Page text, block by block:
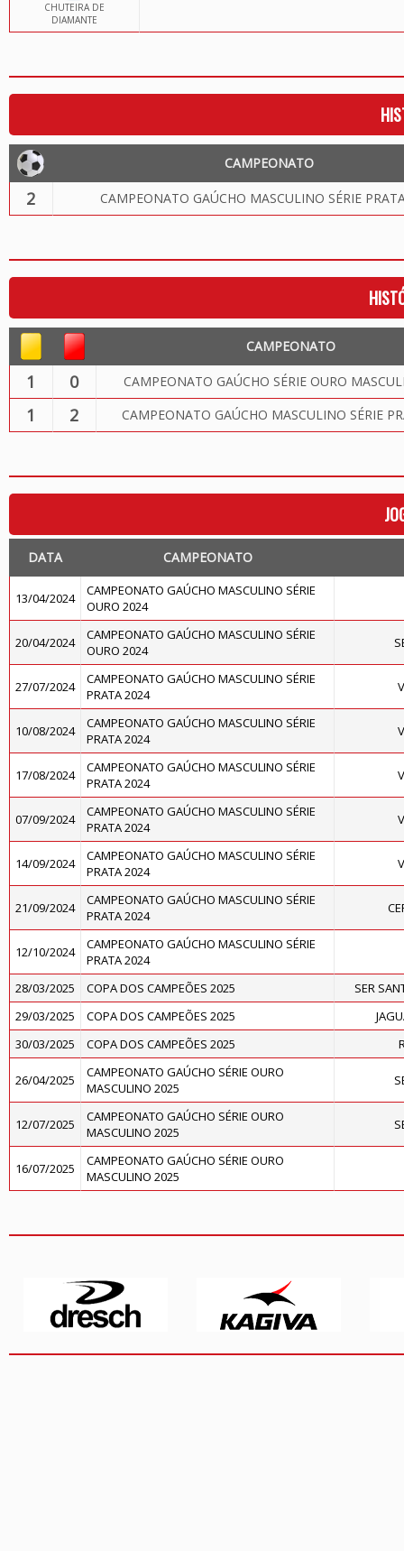
CHUTEIRA DE
DIAMANTE
CAMPEONATO
2 CAMPEONATO GAÚCHO MASCULINO SÉRIE
CAMPEONATO
1 0 CAMPEONATO GAÚCHO SÉRIE OURO
1 2 CAMPEONATO GAÚCHO MASCULINO SÉRIE
DATA CAMPEONATO
13/04/2024
CAMPEONATO GAÚCHO MASCULINO SÉRIE
OURO 2024
20/04/2024
CAMPEONATO GAÚCHO MASCULINO SÉRIE
OURO 2024
27/07/2024
CAMPEONATO GAÚCHO MASCULINO SÉRIE
PRATA 2024
10/08/2024
CAMPEONATO GAÚCHO MASCULINO SÉRIE
PRATA 2024
17/08/2024
CAMPEONATO GAÚCHO MASCULINO SÉRIE
PRATA 2024
07/09/2024
CAMPEONATO GAÚCHO MASCULINO SÉRIE
PRATA 2024
14/09/2024
CAMPEONATO GAÚCHO MASCULINO SÉRIE
PRATA 2024
21/09/2024
CAMPEONATO GAÚCHO MASCULINO SÉRIE
PRATA 2024
12/10/2024
CAMPEONATO GAÚCHO MASCULINO SÉRIE
PRATA 2024
28/03/2025
COPA DOS CAMPEÕES 2025
SER
29/03/2025
COPA DOS CAMPEÕES 2025
30/03/2025
COPA DOS CAMPEÕES 2025
26/04/2025
CAMPEONATO GAÚCHO SÉRIE OURO
MASCULINO 2025
12/07/2025
CAMPEONATO GAÚCHO SÉRIE OURO
MASCULINO 2025
16/07/2025
CAMPEONATO GAÚCHO SÉRIE OURO
MASCULINO 2025